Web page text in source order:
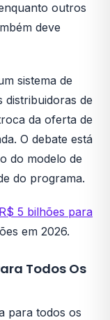
outros
deve
sistema de
distribuidoras de
da oferta de
O debate está
do modelo de
do programa.
R$ 5 bilhões para
em 2026.
Todos Os
para todos os